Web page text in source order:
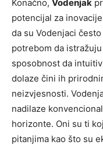
Konačno, Vodenjak
potencijal za
da su Vodenjaci
potrebom da
sposobnost da
dolaze čini ih
neizvjesnosti.
nadilaze
horizonte. Oni su ti
pitanjima kao što su